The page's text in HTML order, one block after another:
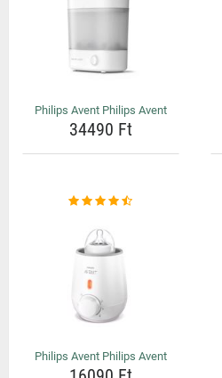
Philips Avent Philips Avent
34490 Ft
Philips Avent Philips Avent